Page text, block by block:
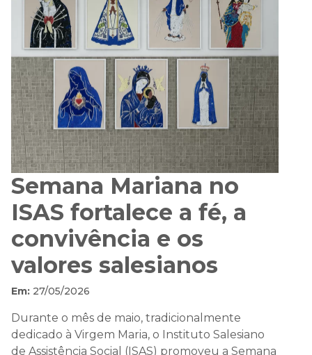
Semana Mariana no
ISAS fortalece a fé, a
convivência e os
valores salesianos
Em: 27/05/2026
Durante o mês de maio, tradicionalmente
dedicado à Virgem Maria, o Instituto Salesiano
de Assistência Social (ISAS) promoveu a Semana